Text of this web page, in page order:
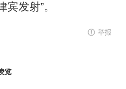
发射”。
举报
览